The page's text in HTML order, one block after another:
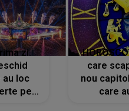
zi.
loc
pe
care
nou
care